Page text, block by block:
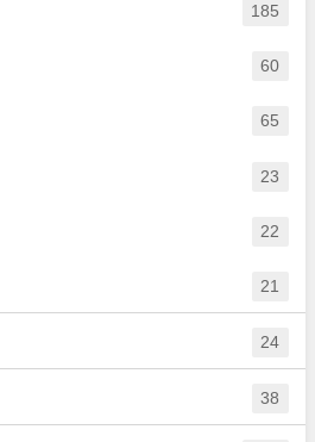
185
60
65
23
22
21
24
38